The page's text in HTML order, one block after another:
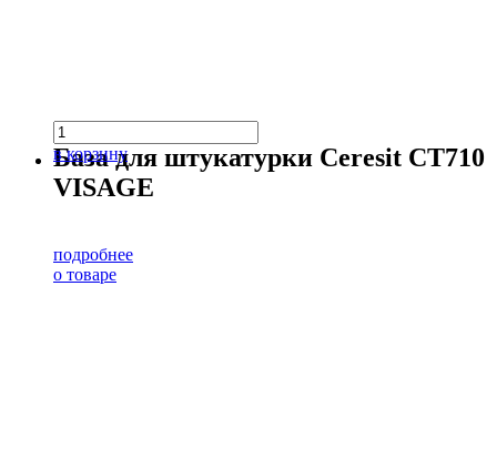
в корзину
База для штукатурки Ceresit CT710
VISAGE
подробнее
о товаре